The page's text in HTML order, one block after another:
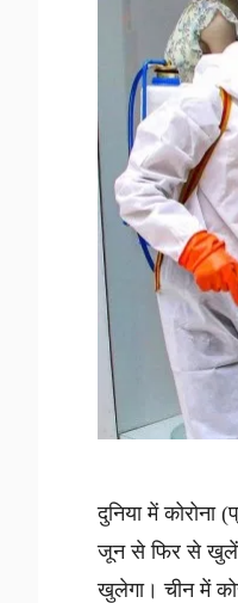
दुनिया में
जून से फिर से खुलेंगे
खुलेगा। चीन में